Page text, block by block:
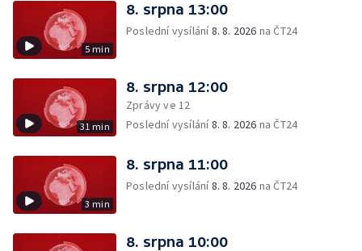
5 min
8. srpna 13:00
Poslední vysílání8. 8. 2026 na ČT24
31 min
8. srpna 12:00
Zprávy ve 12
Poslední vysílání8. 8. 2026 na ČT24
3 min
8. srpna 11:00
Poslední vysílání8. 8. 2026 na ČT24
8. srpna 10:00